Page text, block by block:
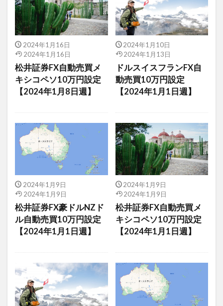
2024年1月16日
2024年1月16日
松井証券FX自動売買メ
キシコペソ10万円設定
【2024年1月8日週】
2024年1月10日
2024年1月13日
ドルスイスフランFX自
動売買10万円設定
【2024年1月1日週】
2024年1月9日
2024年1月9日
松井証券FX豪ドルNZド
ル自動売買10万円設定
【2024年1月1日週】
2024年1月9日
2024年1月9日
松井証券FX自動売買メ
キシコペソ10万円設定
【2024年1月1日週】